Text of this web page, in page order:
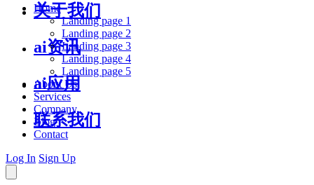
关于我们
ai资讯
ai应用
联系我们
Home
Landing page 1
Landing page 2
Landing page 3
Landing page 4
Landing page 5
About Us
Services
Company
Blog
Contact
Log In Sign Up